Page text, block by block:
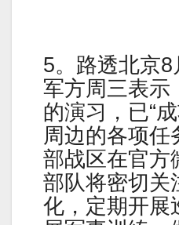
5。路透北京
军方周三表示
的演习，已“
周边的各项任
部战区在官方
部队将密切关
化，定期开展